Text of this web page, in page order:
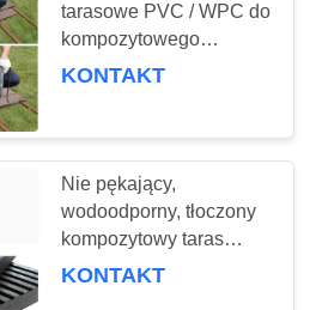
37
tarasowe PVC / WPC do
kompozytowego
ogrodzenia, łatwy
KONTAKT
Nie pękający,
wodoodporny, tłoczony
kompozytowy taras
WPC
KONTAKT